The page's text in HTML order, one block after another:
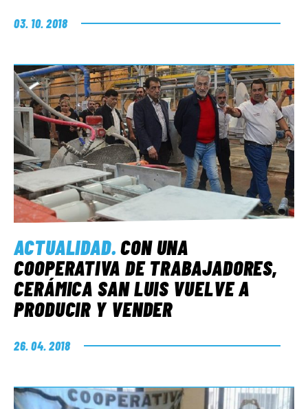
03. 10. 2018
ACTUALIDAD.CON UNA
COOPERATIVA DE TRABAJADORES,
CERÁMICA SAN LUIS VUELVE A
PRODUCIR Y VENDER
26. 04. 2018